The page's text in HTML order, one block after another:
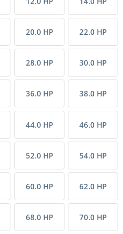
20.0 HP 22.0 HP
28.0 HP 30.0 HP
36.0 HP 38.0 HP
44.0 HP 46.0 HP
52.0 HP 54.0 HP
60.0 HP 62.0 HP
68.0 HP 70.0 HP